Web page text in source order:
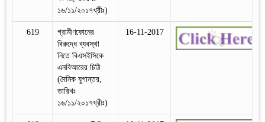
১৬/১১/২০১৭খ্রীঃ)
619
গ্রামীণফোনের
বিরুদ্ধে ব্যবস্থা
নিতে বিএসইসিকে
এনবিআরের চিঠি
(দৈনিক যুগান্তর,
তারিখঃ
১৬/১১/২০১৭খ্রীঃ)
16-11-2017